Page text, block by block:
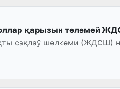
қарызын төлемей
сақлаў шөлкеми (ЖДСШ)